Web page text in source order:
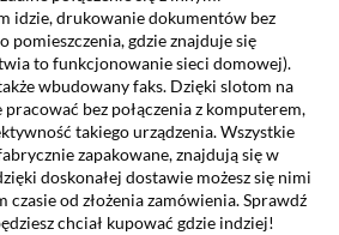
idzie, drukowanie dokumentów bez
pomieszczenia, gdzie znajduje się
to funkcjonowanie sieci domowej).
wbudowany faks. Dzięki slotom na
bez połączenia z komputerem,
takiego urządzenia. Wszystkie
zapakowane, znajdują się w
doskonałej dostawie możesz się nimi
od złożenia zamówienia. Sprawdź
chciał kupować gdzie indziej!